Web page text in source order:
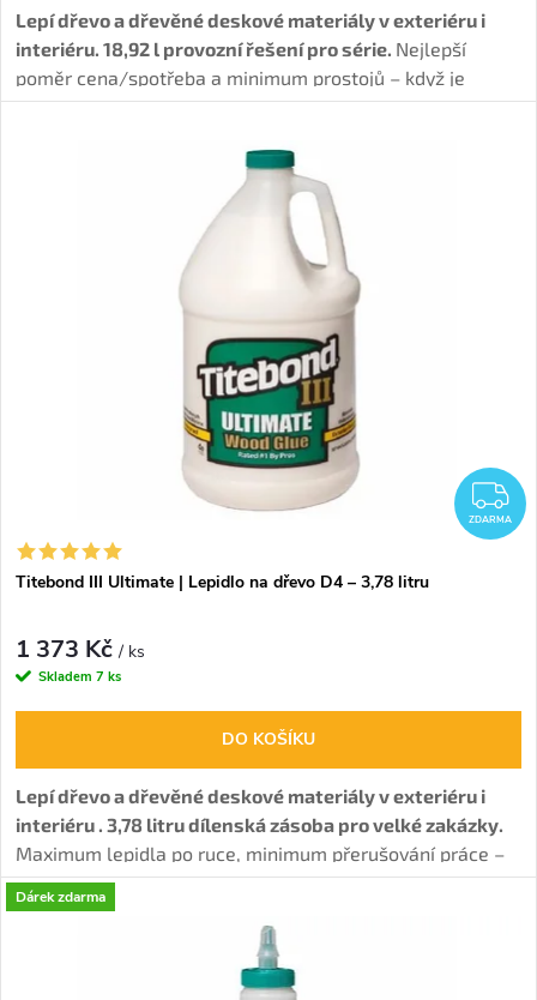
ů
ů
Lepí dřevo a dřevěné deskové materiály v exteriéru i
interiéru. 18,92 l provozní řešení pro série. Nejlepší
poměr cena/spotřeba a minimum prostojů – když je
lepidlo spotřební materiál, ne „občasná
ZDARMA
Titebond III Ultimate | Lepidlo na dřevo D4 – 3,78 litru
1 373 Kč/ ks
Skladem 7 ks
DO KOŠÍKU
Lepí dřevo a dřevěné deskové materiály v exteriéru i
interiéru . 3,78 litrudílenská zásoba pro velké zakázky.
Maximum lepidla po ruce, minimum přerušování práce –
ideální, když lepíš často nebo plošně.Tvořívoděodolný
spoj (D4), má delší otevřený čas.
Dárek zdarma